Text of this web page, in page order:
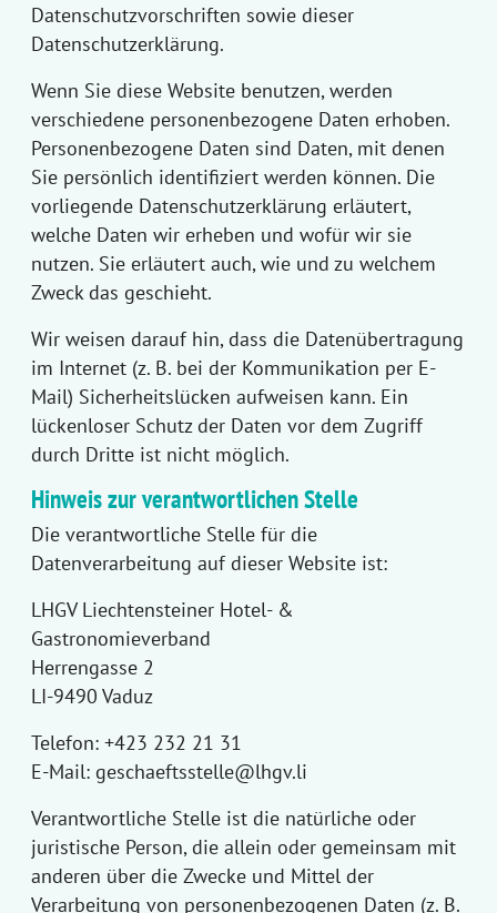
Datenschutzvorschriften sowie dieser
Datenschutzerklärung.
Wenn Sie diese Website benutzen, werden
verschiedene personenbezogene Daten erhoben.
Personenbezogene Daten sind Daten, mit denen
Sie persönlich identifiziert werden können. Die
vorliegende Datenschutzerklärung erläutert,
welche Daten wir erheben und wofür wir sie
nutzen. Sie erläutert auch, wie und zu welchem
Zweck das geschieht.
Wir weisen darauf hin, dass die Datenübertragung
im Internet (z. B. bei der Kommunikation per E-
Mail) Sicherheitslücken aufweisen kann. Ein
lückenloser Schutz der Daten vor dem Zugriff
durch Dritte ist nicht möglich.
Hinweis zur verantwortlichen Stelle
Die verantwortliche Stelle für die
Datenverarbeitung auf dieser Website ist:
LHGV Liechtensteiner Hotel- &
Gastronomieverband
Herrengasse 2
LI-9490 Vaduz
Telefon: +423 232 21 31
E-Mail: geschaeftsstelle@lhgv.li
Verantwortliche Stelle ist die natürliche oder
juristische Person, die allein oder gemeinsam mit
anderen über die Zwecke und Mittel der
Verarbeitung von personenbezogenen Daten (z. B.